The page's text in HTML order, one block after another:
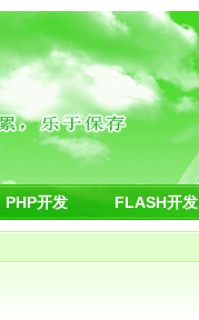
PHP开发 FLASH开发